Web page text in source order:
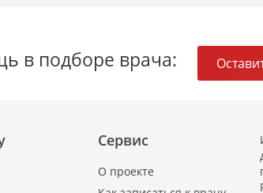
в подборе врача:
Сервис
О проекте